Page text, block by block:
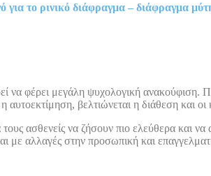
για το ρινικό διάφραγμα – διάφραγμα
να φέρει μεγάλη ψυχολογική ανακούφιση.
βελτιώνεται η διάθεση και οι
ασθενείς να ζήσουν πιο ελεύθερα και
με αλλαγές στην προσωπική και